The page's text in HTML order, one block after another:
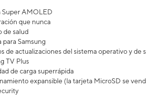
Super AMOLED
que nunca
de salud
para Samsung
de actualizaciones del sistema operativo y de
TV Plus
de carga superrápida
expansible (la tarjeta MicroSD se